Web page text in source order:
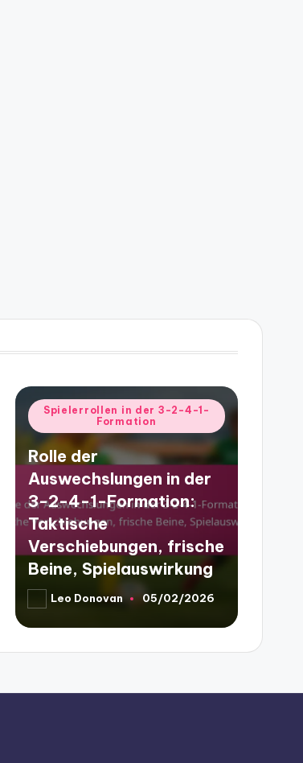
Posted
in
Spielerrollen in der 3-2-4-1-
Formation
Rolle der
Auswechslungen in der
3-2-4-1-Formation:
Taktische
Verschiebungen, frische
Beine, Spielauswirkung
PostedLeo Donovan 05/02/2026